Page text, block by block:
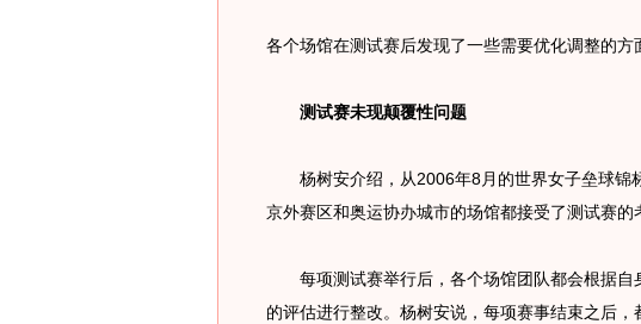
各个场馆在测试赛后发现了一些需要优化调整的方
测试赛未现颠覆性问题
杨树安介绍，从2006年8月的世界女子垒球锦
京外赛区和奥运协办城市的场馆都接受了测试赛的
每项测试赛举行后，各个场馆团队都会根据自
的评估进行整改。杨树安说，每项赛事结束之后